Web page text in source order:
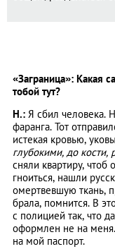
«Заграница»: Какая
тобой тут?
Н.: Я сбил человека.
фаранга. Тот
истекая кровью,
глубокими, до
сняли квартиру, чтоб
гноиться, нашли
омертвевшую ткань,
брала, помнится. В
с полицией так, что
оформлен не на меня.
на мой паспорт.